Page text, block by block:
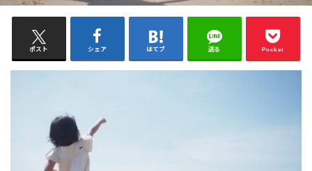
ポスト シェア はてブ 送る Pocket